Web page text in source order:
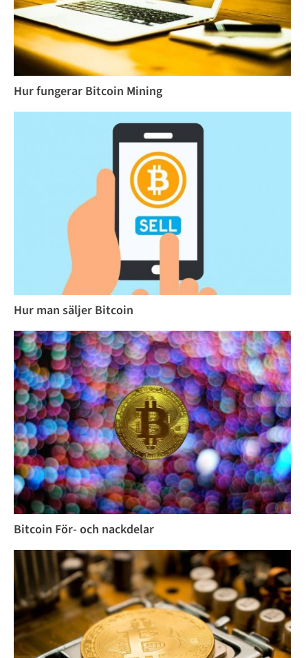
Hur fungerar Bitcoin Mining
Hur man säljer Bitcoin
Bitcoin För- och nackdelar